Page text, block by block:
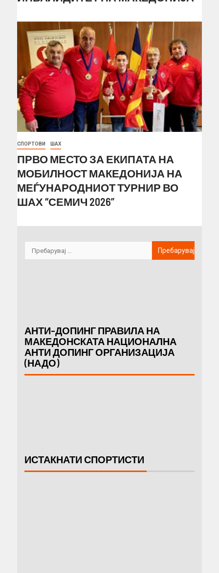
СПОРТОВИ ШАХ
ПРВО МЕСТО ЗА ЕКИПАТА НА
МОБИЛНОСТ МАКЕДОНИЈА НА
МЕЃУНАРОДНИОТ ТУРНИР ВО
ШАХ “СЕМИЧ 2026”
АНТИ-ДОПИНГ ПРАВИЛА НА
МАКЕДОНСКАТА НАЦИОНАЛНА
АНТИ ДОПИНГ ОРГАНИЗАЦИЈА
(НАДО)
ИСТАКНАТИ СПОРТИСТИ